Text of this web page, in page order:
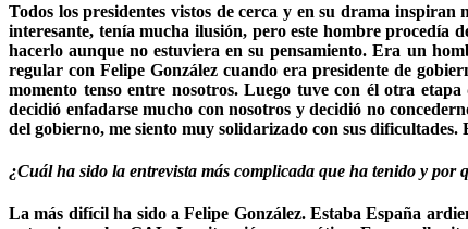
Todos los presidentes vistos de cerca y en su drama
interesante, tenía mucha ilusión, pero este hombre
hacerlo aunque no estuviera en su pensamiento. Era un
regular con Felipe González cuando era presidente de
momento tenso entre nosotros. Luego tuve con él otra
decidió enfadarse mucho con nosotros y decidió no
del gobierno, me siento muy solidarizado con sus
¿Cuál ha sido la entrevista más complicada que ha tenido y por
La más difícil ha sido a Felipe González. Estaba España